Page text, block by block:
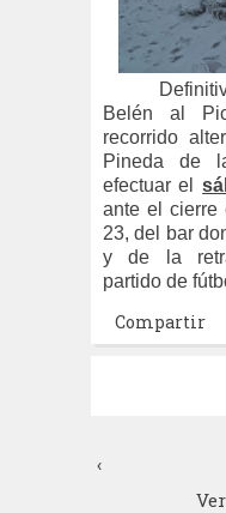
Belén al
recorrido
Pineda de
efectuar el
ante el cierre
23, del bar
y de la
partido de
Compartir
‹